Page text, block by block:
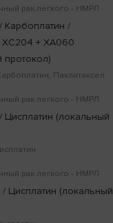
рак легкого - НМРЛ
Карбоплатин /
+ XA060
протокол)
Паклитаксел
рак легкого - НМРЛ
Цисплатин (локальный
рак легкого - НМРЛ
Цисплатин (локальный